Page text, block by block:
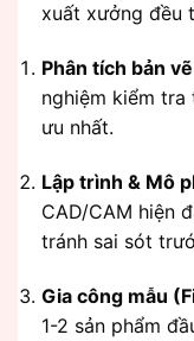
xuất xưởng đều
Phân tích bản
nghiệm kiểm
ưu nhất.
Lập trình & Mô
CAD/CAM hiện
tránh sai sót
Gia công mẫu
1-2 sản phẩm